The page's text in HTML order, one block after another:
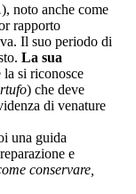
), noto anche come
rapporto
Il suo periodo di
La sua
la si riconosce
) che deve
di venature
una guida
e
conservare,